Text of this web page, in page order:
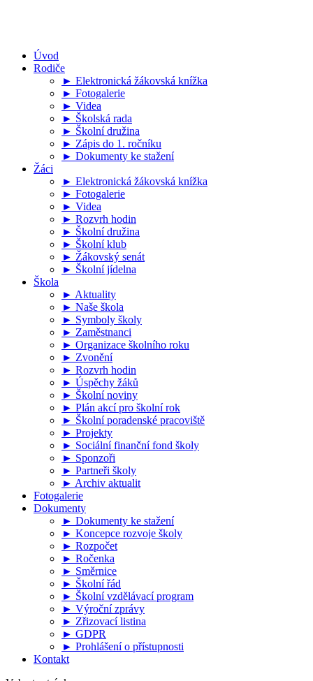
Úvod
Rodiče
► Elektronická žákovská knížka
► Fotogalerie
► Videa
► Školská rada
► Školní družina
► Zápis do 1. ročníku
► Dokumenty ke stažení
Žáci
► Elektronická žákovská knížka
► Fotogalerie
► Videa
► Rozvrh hodin
► Školní družina
► Školní klub
► Žákovský senát
► Školní jídelna
Škola
► Aktuality
► Naše škola
► Symboly školy
► Zaměstnanci
► Organizace školního roku
► Zvonění
► Rozvrh hodin
► Úspěchy žáků
► Školní noviny
► Plán akcí pro školní rok
► Školní poradenské pracoviště
► Projekty
► Sociální finanční fond školy
► Sponzoři
► Partneři školy
► Archiv aktualit
Fotogalerie
Dokumenty
► Dokumenty ke stažení
► Koncepce rozvoje školy
► Rozpočet
► Ročenka
► Směrnice
► Školní řád
► Školní vzdělávací program
► Výroční zprávy
► Zřizovací listina
► GDPR
► Prohlášení o přístupnosti
Kontakt